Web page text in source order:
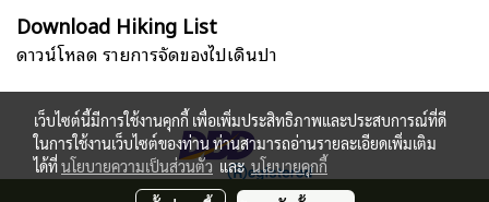
Download Hiking List
ดาวน์โหลด รายการจัดของไปเดินป่า
เว็บไซต์นี้มีการใช้งานคุกกี้ เพื่อเพิ่มประสิทธิภาพและประสบการณ์ที่ดี
ในการใช้งานเว็บไซต์ของท่าน ท่านสามารถอ่านรายละเอียดเพิ่มเติม
ได้ที่นโยบายความเป็นส่วนตัวและนโยบายคุกกี้